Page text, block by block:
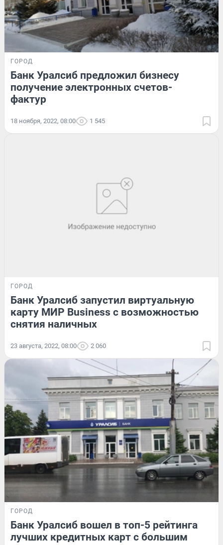
ГОРОД
Банк Уралсиб предложил бизнесу
получение электронных счетов-
фактур
18 ноября, 2022, 08:00 1 545
ГОРОД
Банк Уралсиб запустил виртуальную
карту МИР Business с возможностью
снятия наличных
23 августа, 2022, 08:00 2 060
ГОРОД
Банк Уралсиб вошел в топ-5 рейтинга
лучших кредитных карт с большим